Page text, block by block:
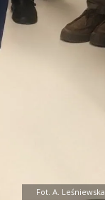
Fot. A. Leśniewska